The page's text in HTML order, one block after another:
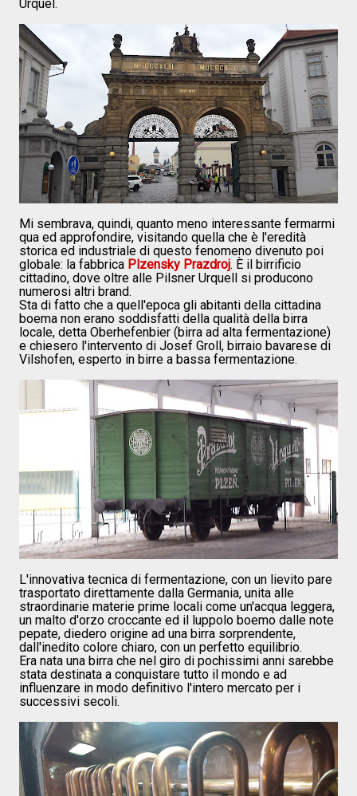
Urquel.
Mi sembrava, quindi, quanto meno interessante fermarmi
qua ed approfondire, visitando quella che è l'eredità
storica ed industriale di questo fenomeno divenuto poi
globale: la fabbrica Plzensky Prazdroj. È il birrificio
cittadino, dove oltre alle Pilsner Urquell si producono
numerosi altri brand.
Sta di fatto che a quell'epoca gli abitanti della cittadina
boema non erano soddisfatti della qualità della birra
locale, detta Oberhefenbier (birra ad alta fermentazione)
e chiesero l'intervento di Josef Groll, birraio bavarese di
Vilshofen, esperto in birre a bassa fermentazione.
L'innovativa tecnica di fermentazione, con un lievito pare
trasportato direttamente dalla Germania, unita alle
straordinarie materie prime locali come un'acqua leggera,
un malto d'orzo croccante ed il luppolo boemo dalle note
pepate, diedero origine ad una birra sorprendente,
dall'inedito colore chiaro, con un perfetto equilibrio.
Era nata una birra che nel giro di pochissimi anni sarebbe
stata destinata a conquistare tutto il mondo e ad
influenzare in modo definitivo l'intero mercato per i
successivi secoli.